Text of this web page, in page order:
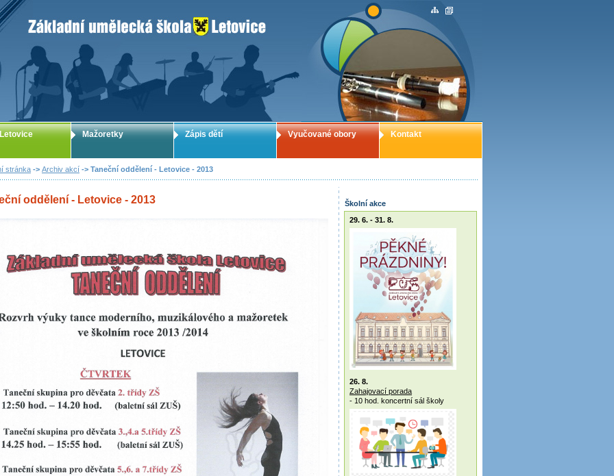
ZUŠ Letovice - Základní umělecká škola
stránka -> Archiv akcí -> Taneční oddělení - Letovice - 2013
oddělení - Letovice - 2013
Školní akce
29. 6. - 31. 8.
26. 8.
Zahajovací porada
- 10 hod. koncertní sál školy
Mažoretky Zápis dětí Vyučované obory Kontakt